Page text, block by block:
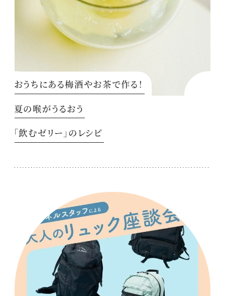
おうちにある梅酒やお茶で作る！
夏の喉がうるおう
「飲むゼリー」のレシピ